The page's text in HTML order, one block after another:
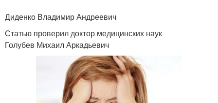
Диденко Владимир Андреевич
Статью проверил доктор медицинских наук
Голубев Михаил Аркадьевич